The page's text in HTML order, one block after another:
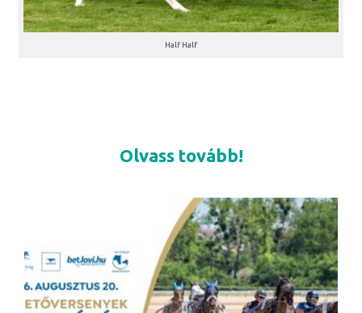
Half Half
Olvass tovább!